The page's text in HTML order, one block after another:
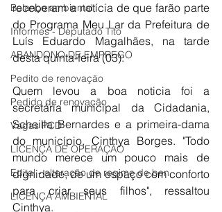
Balanço ambiental
Informes - Deputado Tito
ABANDONO DE EMPREGO
Pedito de renovação
Pedido de renovação
Vagas PCD
LICENÇA DE OPERAÇÃO
Edital - alteração de regime de ben
LICENÇA AMBIENTAL
receberam a notícia de que farão parte
do Programa Meu Lar da Prefeitura de
Luís Eduardo Magalhães, na tarde
desta quinta-feira (03).
Quem levou a boa noticia foi a
secretária municipal da Cidadania,
Scheilla Bernardes e a primeira-dama
do município, Cinthya Borges. "Todo
mundo merece um pouco mais de
dignidade, de um espaço com conforto
para criar seus filhos", ressaltou
Cinthya.